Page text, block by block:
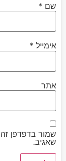
שם *
אימייל *
אתר
שמור בדפדפן
שאגיב.